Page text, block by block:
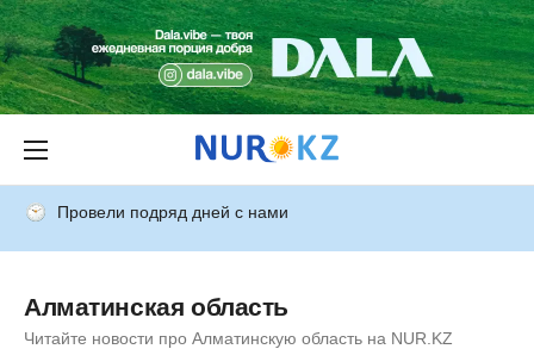
Провели подряд дней с нами
Алматинская область
Читайте новости про Алматинскую область на NUR.KZ